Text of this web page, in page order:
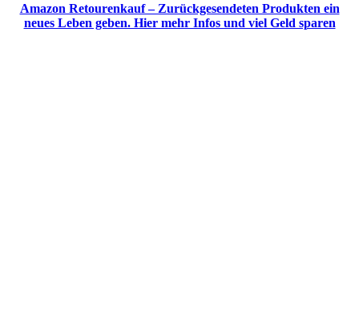
Amazon Retourenkauf – Zurückgesendeten Produkten ein
neues Leben geben. Hier mehr Infos und viel Geld sparen